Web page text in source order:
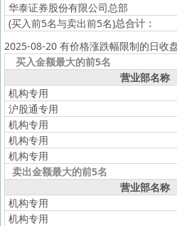
华泰证券股份有限公司总部
(买入前5名与卖出前5名)总合计：
2025-08-20 有价格涨跌幅限制的日收
买入金额最大的前5名
营业部名称
机构专用
沪股通专用
机构专用
机构专用
机构专用
卖出金额最大的前5名
营业部名称
机构专用
机构专用